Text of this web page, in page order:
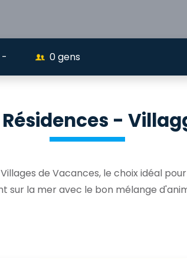
- 0gens
-
de Vacances, le choix idéal
sur la mer avec le bon mélange